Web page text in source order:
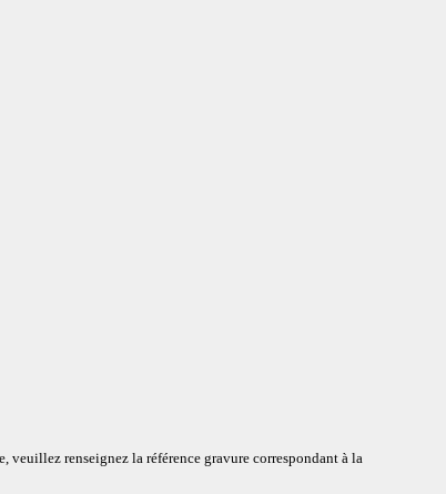
renseignez la référence gravure correspondant à la